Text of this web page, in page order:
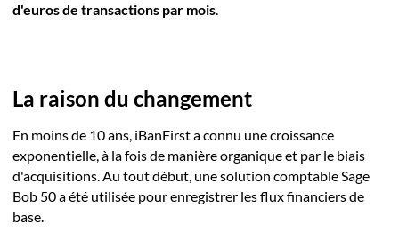
d'euros de transactions par mois.
La raison du changement
En moins de 10 ans, iBanFirst a connu une croissance
exponentielle, à la fois de manière organique et par le biais
d'acquisitions. Au tout début, une solution comptable Sage
Bob 50 a été utilisée pour enregistrer les flux financiers de
base.